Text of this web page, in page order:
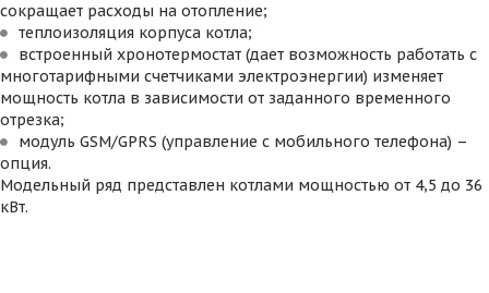
сокращает расходы на отопление;
теплоизоляция корпуса котла;
встроенный хронотермостат (дает возможность работать с
многотарифными счетчиками электроэнергии) изменяет
мощность котла в зависимости от заданного временного
отрезка;
модуль GSM/GPRS (управление с мобильного телефона) –
опция.
Модельный ряд представлен котлами мощностью от 4,5 до 36
кВт.